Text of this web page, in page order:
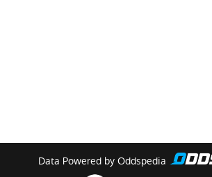
Data Powered by Oddspedia